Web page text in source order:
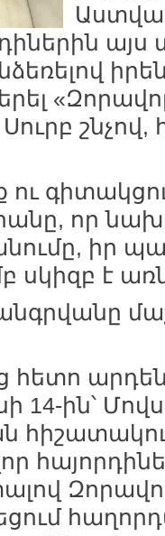
այս
շնչով,
ու
որ
իր
սկիզբ է
14-ին՝